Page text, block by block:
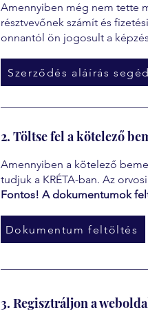
Amennyiben még nem tette
résztvevőnek számít és
onnantól ön jogosult a
Szerződés aláírás
2. Töltse fel a kötelező
Amennyiben a kötelező
tudjuk a KRÉTA-ban. Az
Fontos! A dokumentumok
Dokumentum feltöltés
3. Regisztráljon a